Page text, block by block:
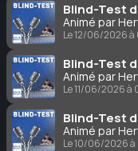
Blind-Test
Animé par
Le 12/06/2026 à
Blind-Test
Animé par
Le 11/06/2026 à
Blind-Test
Animé par
Le 10/06/2026 à